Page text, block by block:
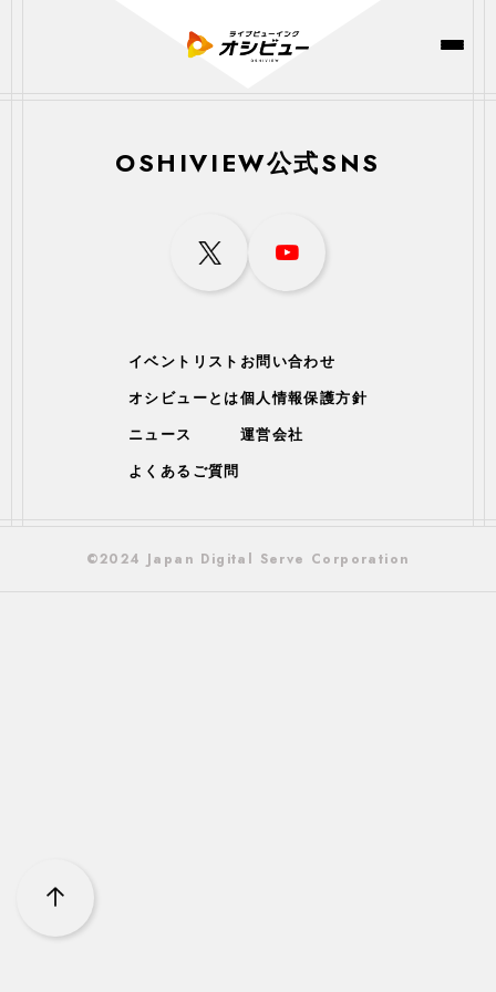
OSHIVIEW公式SNS
イベントリスト
オシビューとは
ニュース
よくあるご質問
お問い合わせ
個人情報保護方針
運営会社
©2024 Japan Digital Serve Corporation